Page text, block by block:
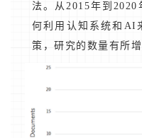
法。从2015年到
何利用认知系统和AI
策，研究的数量有所增